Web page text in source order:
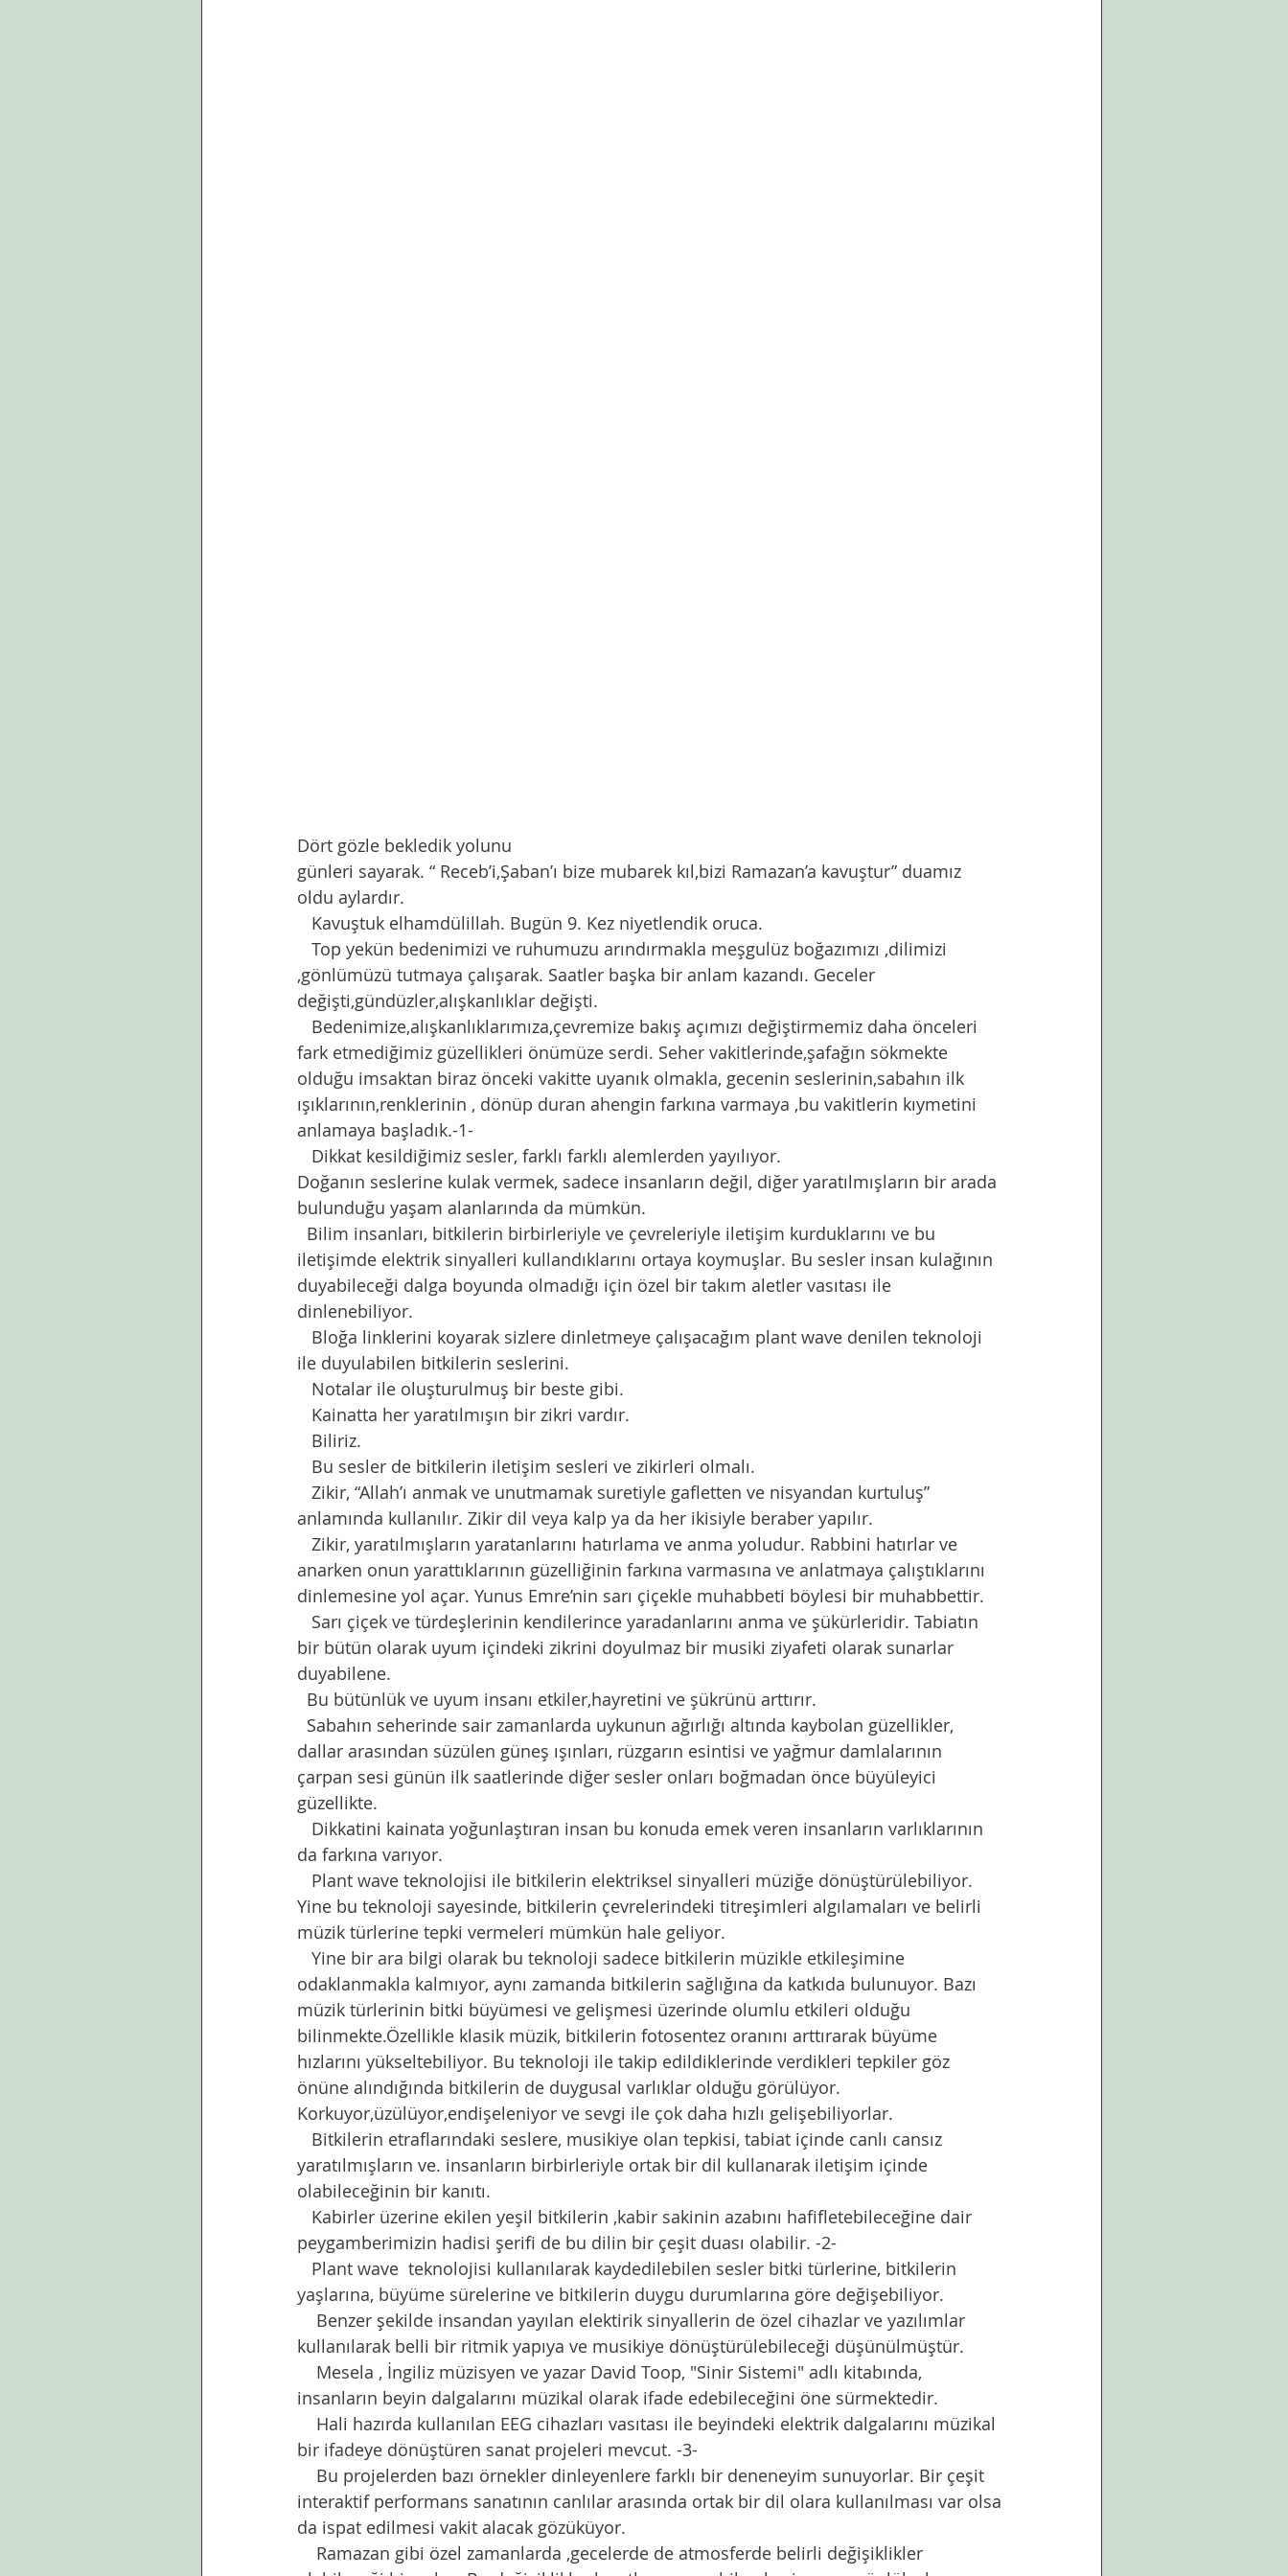
Dört gözle bekledik yolunu
günleri sayarak. “ Receb’i,Şaban’ı bize mubarek kıl,bizi Ramazan’a kavuştur” duamız
oldu aylardır.
   Kavuştuk elhamdülillah. Bugün 9. Kez niyetlendik oruca.
,gönlümüzü tutmaya çalışarak. Saatler başka bir anlam kazandı. Geceler
değişti,gündüzler,alışkanlıklar değişti.
fark etmediğimiz güzellikleri önümüze serdi. Seher vakitlerinde,şafağın sökmekte
olduğu imsaktan biraz önceki vakitte uyanık olmakla, gecenin seslerinin,sabahın ilk
ışıklarının,renklerinin , dönüp duran ahengin farkına varmaya ,bu vakitlerin kıymetini
anlamaya başladık.-1-
   Dikkat kesildiğimiz sesler, farklı farklı alemlerden yayılıyor.
Doğanın seslerine kulak vermek, sadece insanların değil, diğer yaratılmışların bir arada
bulunduğu yaşam alanlarında da mümkün.
iletişimde elektrik sinyalleri kullandıklarını ortaya koymuşlar. Bu sesler insan kulağının
duyabileceği dalga boyunda olmadığı için özel bir takım aletler vasıtası ile
dinlenebiliyor.
ile duyulabilen bitkilerin seslerini.
   Notalar ile oluşturulmuş bir beste gibi.
   Kainatta her yaratılmışın bir zikri vardır.
   Biliriz.
   Bu sesler de bitkilerin iletişim sesleri ve zikirleri olmalı.
anlamında kullanılır. Zikir dil veya kalp ya da her ikisiyle beraber yapılır.
anarken onun yarattıklarının güzelliğinin farkına varmasına ve anlatmaya çalıştıklarını
dinlemesine yol açar. Yunus Emre’nin sarı çiçekle muhabbeti böylesi bir muhabbettir.
bir bütün olarak uyum içindeki zikrini doyulmaz bir musiki ziyafeti olarak sunarlar
duyabilene.
  Bu bütünlük ve uyum insanı etkiler,hayretini ve şükrünü arttırır.
dallar arasından süzülen güneş ışınları, rüzgarın esintisi ve yağmur damlalarının
çarpan sesi günün ilk saatlerinde diğer sesler onları boğmadan önce büyüleyici
güzellikte.
da farkına varıyor.
Yine bu teknoloji sayesinde, bitkilerin çevrelerindeki titreşimleri algılamaları ve belirli
müzik türlerine tepki vermeleri mümkün hale geliyor.
odaklanmakla kalmıyor, aynı zamanda bitkilerin sağlığına da katkıda bulunuyor. Bazı
müzik türlerinin bitki büyümesi ve gelişmesi üzerinde olumlu etkileri olduğu
bilinmekte.Özellikle klasik müzik, bitkilerin fotosentez oranını arttırarak büyüme
hızlarını yükseltebiliyor. Bu teknoloji ile takip edildiklerinde verdikleri tepkiler göz
önüne alındığında bitkilerin de duygusal varlıklar olduğu görülüyor.
Korkuyor,üzülüyor,endişeleniyor ve sevgi ile çok daha hızlı gelişebiliyorlar.
yaratılmışların ve. insanların birbirleriyle ortak bir dil kullanarak iletişim içinde
olabileceğinin bir kanıtı.
peygamberimizin hadisi şerifi de bu dilin bir çeşit duası olabilir. -2-
yaşlarına, büyüme sürelerine ve bitkilerin duygu durumlarına göre değişebiliyor.
kullanılarak belli bir ritmik yapıya ve musikiye dönüştürülebileceği düşünülmüştür.
insanların beyin dalgalarını müzikal olarak ifade edebileceğini öne sürmektedir.
bir ifadeye dönüştüren sanat projeleri mevcut. -3-
interaktif performans sanatının canlılar arasında ortak bir dil olara kullanılması var olsa
da ispat edilmesi vakit alacak gözüküyor.